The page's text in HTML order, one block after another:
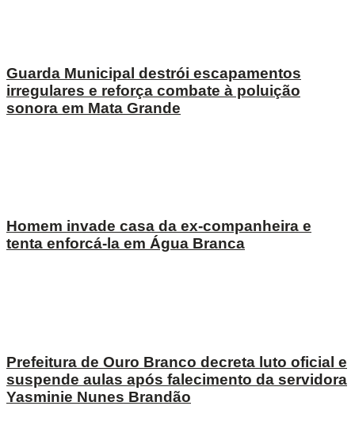
Guarda Municipal destrói escapamentos
irregulares e reforça combate à poluição
sonora em Mata Grande
Homem invade casa da ex-companheira e
tenta enforcá-la em Água Branca
Prefeitura de Ouro Branco decreta luto oficial e
suspende aulas após falecimento da servidora
Yasminie Nunes Brandão